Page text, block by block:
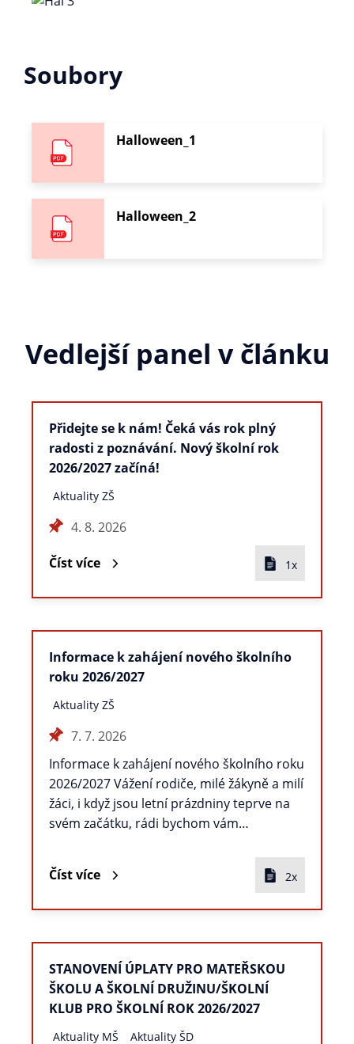
Soubory
Halloween_1
Halloween_2
Vedlejší panel v článku
Přidejte se k nám! Čeká vás rok plný
radosti z poznávání. Nový školní rok
2026/2027 začíná!
Aktuality ZŠ
4. 8. 2026
Číst více 1x
Informace k zahájení nového školního
roku 2026/2027
Aktuality ZŠ
7. 7. 2026
Informace k zahájení nového školního roku
2026/2027 Vážení rodiče, milé žákyně a milí
žáci, i když jsou letní prázdniny teprve na
svém začátku, rádi bychom vám…
Číst více 2x
STANOVENÍ ÚPLATY PRO MATEŘSKOU
ŠKOLU A ŠKOLNÍ DRUŽINU/ŠKOLNÍ
KLUB PRO ŠKOLNÍ ROK 2026/2027
Aktuality MŠ Aktuality ŠD